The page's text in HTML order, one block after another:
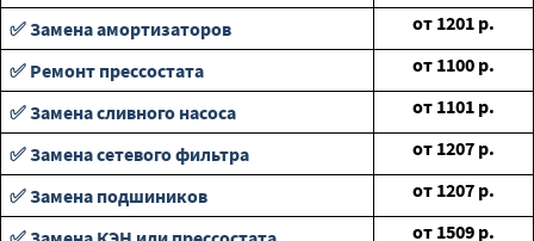
✅ Замена амортизаторов
от 1201 р.
✅ Ремонт прессостата
от 1100 р.
✅ Замена сливного насоса
от 1101 р.
✅ Замена сетевого фильтра
от 1207 р.
✅ Замена подшиников
от 1207 р.
от 1509 р.